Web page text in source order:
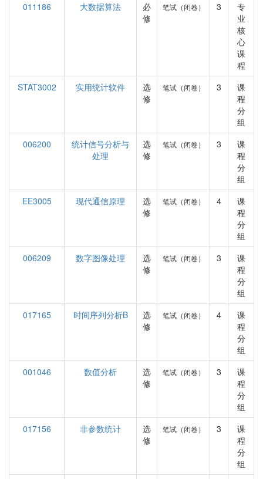
011186
大数据算法
必
修
笔试（闭卷） 3
专
业
核
心
课
程
STAT3002
实用统计软件
选
修
笔试（闭卷） 3
课
程
分
组
006200
统计信号分析与
处理
选
修
笔试（闭卷） 3
课
程
分
组
EE3005
现代通信原理
选
修
笔试（闭卷） 4
课
程
分
组
006209
数字图像处理
选
修
笔试（闭卷） 3
课
程
分
组
017165
时间序列分析B
选
修
笔试（闭卷） 4
课
程
分
组
001046
数值分析
选
修
笔试（闭卷） 3
课
程
分
组
017156
非参数统计
选
修
笔试（闭卷） 3
课
程
分
组